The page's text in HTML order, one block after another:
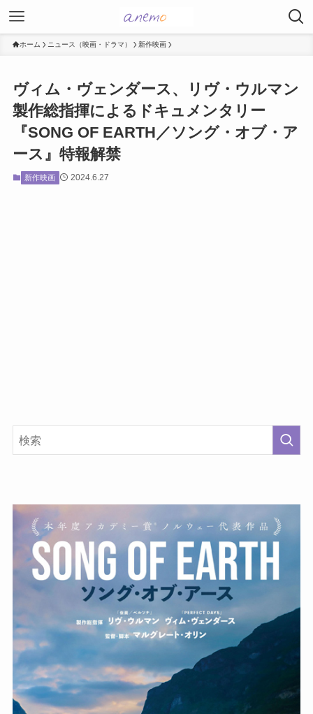
ホーム ニュース（映画・ドラマ） 新作映画
ヴィム・ヴェンダース、リヴ・ウルマン
製作総指揮によるドキュメンタリー
『SONG OF EARTH／ソング・オブ・ア
ース』特報解禁
新作映画 2024.6.27